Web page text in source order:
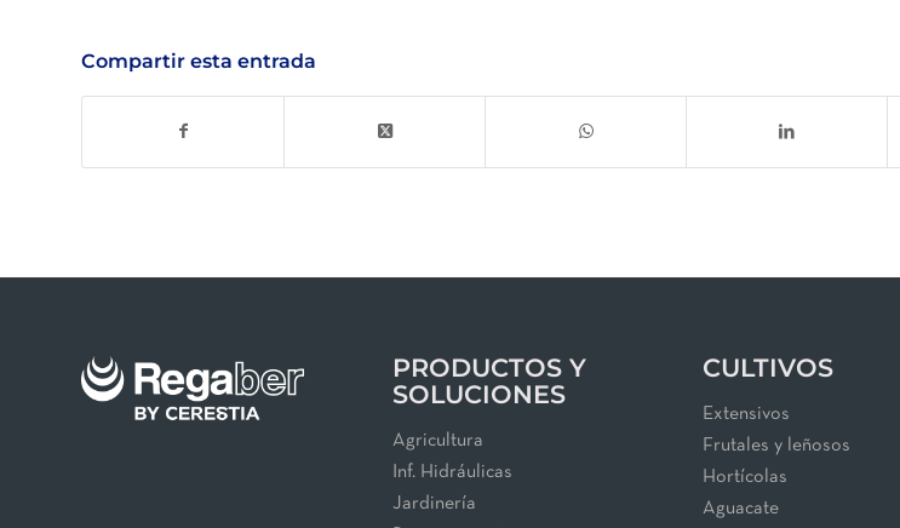
Compartir esta entrada
PRODUCTOS Y
SOLUCIONES
Agricultura
Inf. Hidráulicas
Jardinería
CULTIVOS
Extensivos
Frutales y leñosos
Hortícolas
Aguacate